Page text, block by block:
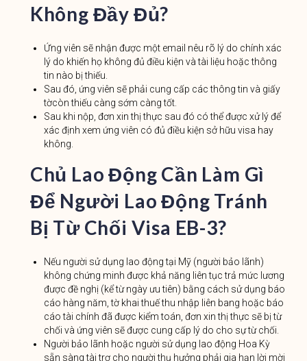
Không Đầy Đủ?
Ứng viên sẽ nhận được một email nêu rõ lý do chính xác
lý do khiến họ không đủ điều kiện và tài liệu hoặc thông
tin nào bị thiếu.
Sau đó, ứng viên sẽ phải cung cấp các thông tin và giấy
tờcòn thiếu càng sớm càng tốt.
Sau khi nộp, đơn xin thị thực sau đó có thể được xử lý để
xác định xem ứng viên có đủ điều kiện sở hữu visa hay
không.
Chủ Lao Động Cần Làm Gì
Để Người Lao Động Tránh
Bị Từ Chối Visa EB-3?
Nếu người sử dụng lao động tại Mỹ (người bảo lãnh)
không chứng minh được khả năng liên tục trả mức lương
được đề nghị (kể từ ngày ưu tiên) bằng cách sử dụng báo
cáo hàng năm, tờ khai thuế thu nhập liên bang hoặc báo
cáo tài chính đã được kiểm toán, đơn xin thị thực sẽ bị từ
chối và ứng viên sẽ được cung cấp lý do cho sự từ chối.
Người bảo lãnh hoặc người sử dụng lao động Hoa Kỳ
sẵn sàng tài trợ cho người thụ hưởng phải gia hạn lời mời